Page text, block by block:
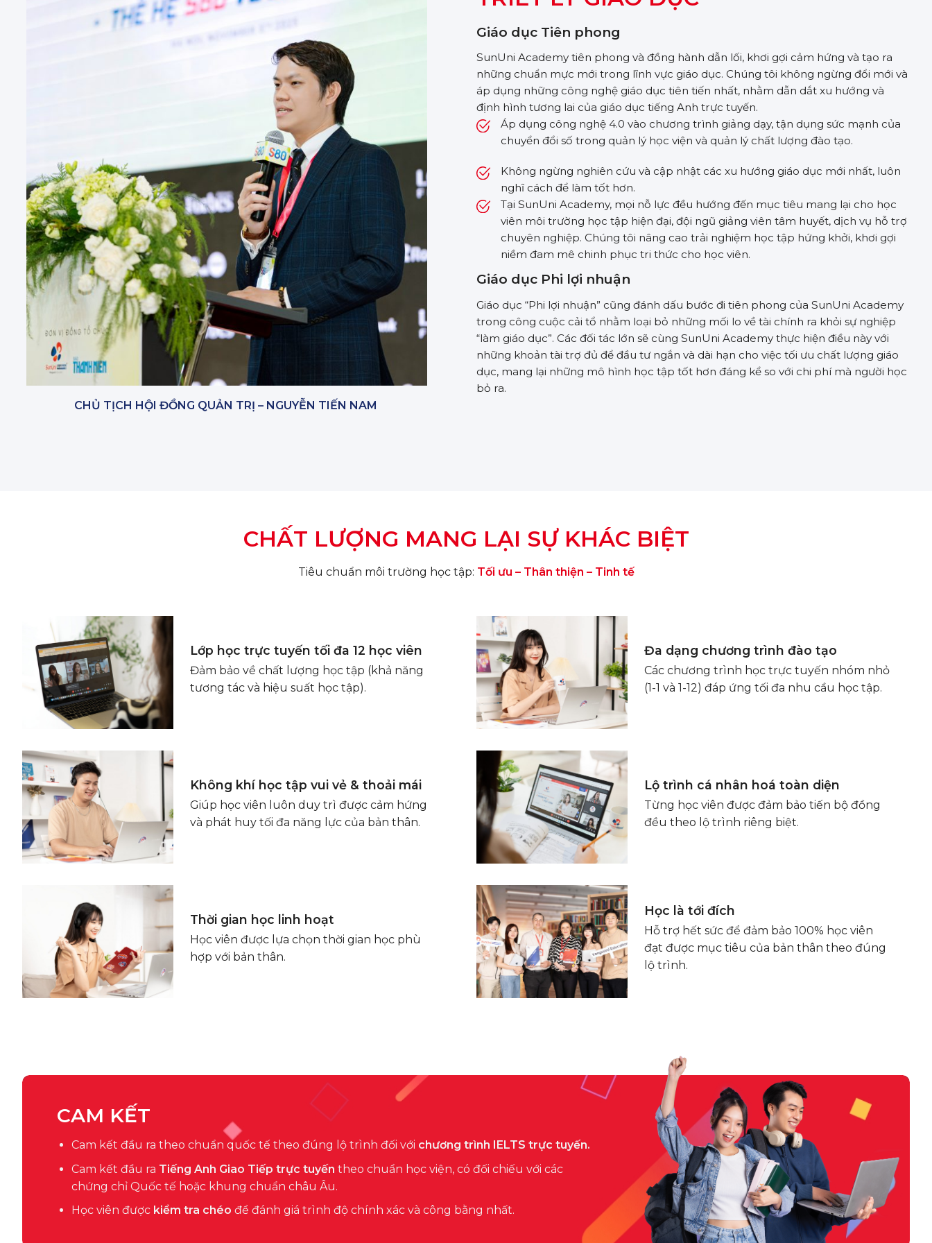
CHỦ TỊCH HỘI ĐỒNG QUẢN TRỊ – NGUYỄN TIẾN NAM
Giáo dục Tiên phong
SunUni Academy tiên phong và đồng hành dẫn lối, khơi gợi cảm hứng và tạo ra
những chuẩn mực mới trong lĩnh vực giáo dục. Chúng tôi không ngừng đổi mới và
áp dụng những công nghệ giáo dục tiên tiến nhất, nhằm dẫn dắt xu hướng và
định hình tương lai của giáo dục tiếng Anh trực tuyến.
Áp dụng công nghệ 4.0 vào chương trình giảng dạy, tận dụng sức mạnh của
chuyển đổi số trong quản lý học viện và quản lý chất lượng đào tạo.
Không ngừng nghiên cứu và cập nhật các xu hướng giáo dục mới nhất, luôn
nghĩ cách để làm tốt hơn.
Tại SunUni Academy, mọi nỗ lực đều hướng đến mục tiêu mang lại cho học
viên môi trường học tập hiện đại, đội ngũ giảng viên tâm huyết, dịch vụ hỗ trợ
chuyên nghiệp. Chúng tôi nâng cao trải nghiệm học tập hứng khởi, khơi gợi
niềm đam mê chinh phục tri thức cho học viên.
Giáo dục Phi lợi nhuận
Giáo dục “Phi lợi nhuận” cũng đánh dấu bước đi tiên phong của SunUni Academy
trong công cuộc cải tổ nhằm loại bỏ những mối lo về tài chính ra khỏi sự nghiệp
“làm giáo dục”. Các đối tác lớn sẽ cùng SunUni Academy thực hiện điều này với
những khoản tài trợ đủ để đầu tư ngắn và dài hạn cho việc tối ưu chất lượng giáo
dục, mang lại những mô hình học tập tốt hơn đáng kể so với chi phí mà người học
bỏ ra.
CHẤT LƯỢNG MANG LẠI SỰ KHÁC BIỆT
Tiêu chuẩn môi trường học tập: Tối ưu – Thân thiện – Tinh tế
Lớp học trực tuyến tối đa 12 học viên
Đảm bảo về chất lượng học tập (khả năng
tương tác và hiệu suất học tập).
Đa dạng chương trình đào tạo
Các chương trình học trực tuyến nhóm nhỏ
(1-1 và 1-12) đáp ứng tối đa nhu cầu học tập.
Không khí học tập vui vẻ & thoải mái
Giúp học viên luôn duy trì được cảm hứng
và phát huy tối đa năng lực của bản thân.
Lộ trình cá nhân hoá toàn diện
Từng học viên được đảm bảo tiến bộ đồng
đều theo lộ trình riêng biệt.
Thời gian học linh hoạt
Học viên được lựa chọn thời gian học phù
hợp với bản thân.
Học là tới đích
Hỗ trợ hết sức để đảm bảo 100% học viên
đạt được mục tiêu của bản thân theo đúng
lộ trình.
CAM KẾT
Cam kết đầu ra theo chuẩn quốc tế theo đúng lộ trình đối với chương trình IELTS trực tuyến.
Cam kết đầu ra Tiếng Anh Giao Tiếp trực tuyến theo chuẩn học viện, có đối chiếu với các
chứng chỉ Quốc tế hoặc khung chuẩn châu Âu.
Học viên được kiểm tra chéo để đánh giá trình độ chính xác và công bằng nhất.